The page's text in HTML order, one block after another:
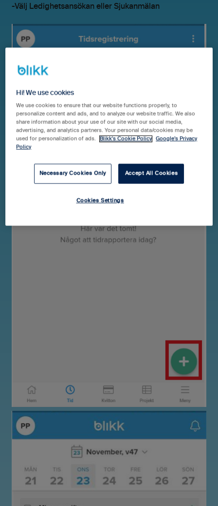
-Välj Ledighetsansökan eller Sjukanmälan
Hi! We use cookies
We use cookies to ensure that our website functions properly, to
personalize content and ads, and to analyze our website traffic. We also
share information about your use of our site with our social media,
advertising, and analytics partners. Your personal data/cookies may be
used for personalization of ads.
Blikk's Cookie Policy
Google’s Privacy
Policy
Necessary Cookies Only Accept All Cookies
Cookies Settings